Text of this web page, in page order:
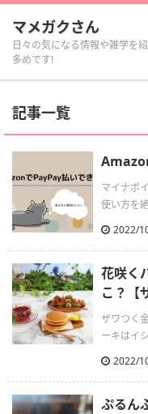
マメガクさん
日々の気になる情報や雑学を
多めです!
記事一覧
マイナポ
使い方を
2022/
花咲く
こ？【
ザワつく
ーキはイ
2022/
ぷるん